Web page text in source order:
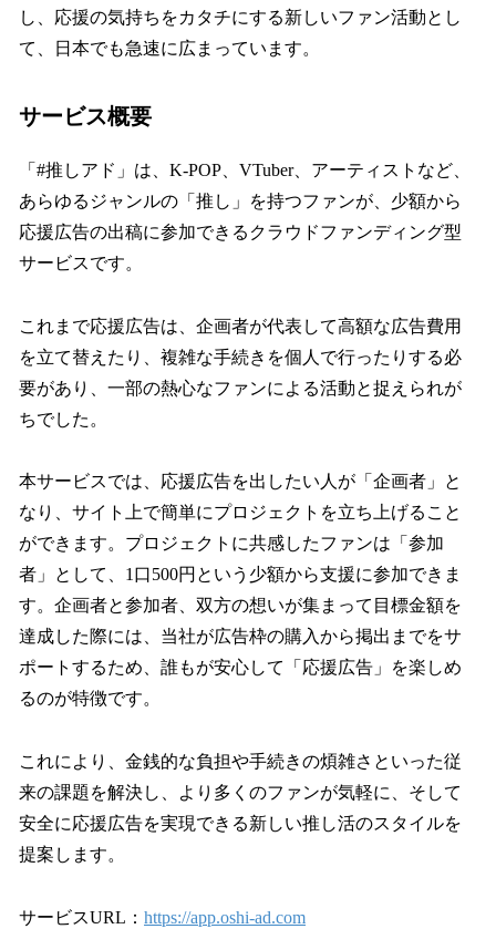
し、応援の気持ちをカタチにする新しいファン活動とし
て、日本でも急速に広まっています。
サービス概要
「#推しアド」は、K-POP、VTuber、アーティストなど、
あらゆるジャンルの「推し」を持つファンが、少額から
応援広告の出稿に参加できるクラウドファンディング型
サービスです。
これまで応援広告は、企画者が代表して高額な広告費用
を立て替えたり、複雑な手続きを個人で行ったりする必
要があり、一部の熱心なファンによる活動と捉えられが
ちでした。
本サービスでは、応援広告を出したい人が「企画者」と
なり、サイト上で簡単にプロジェクトを立ち上げること
ができます。プロジェクトに共感したファンは「参加
者」として、1口500円という少額から支援に参加できま
す。企画者と参加者、双方の想いが集まって目標金額を
達成した際には、当社が広告枠の購入から掲出までをサ
ポートするため、誰もが安心して「応援広告」を楽しめ
るのが特徴です。
これにより、金銭的な負担や手続きの煩雑さといった従
来の課題を解決し、より多くのファンが気軽に、そして
安全に応援広告を実現できる新しい推し活のスタイルを
提案します。
サービスURL： https://app.oshi-ad.com